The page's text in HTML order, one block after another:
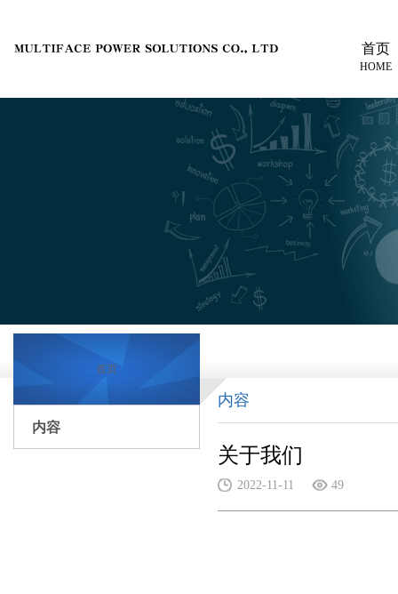
首页
HOME
首页
内容
内容
关于我们
2022-11-11 49